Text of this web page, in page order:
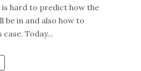
is hard to predict how the
be in and also how to
Today...